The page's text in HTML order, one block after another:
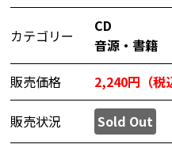
カテゴリー
CD
音源・書籍
販売価格
2,240円（税
販売状況 Sold Out